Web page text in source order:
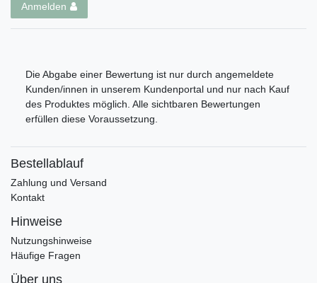
Anmelden
Die Abgabe einer Bewertung ist nur durch angemeldete
Kunden/innen in unserem Kundenportal und nur nach Kauf
des Produktes möglich. Alle sichtbaren Bewertungen
erfüllen diese Voraussetzung.
Bestellablauf
Zahlung und Versand
Kontakt
Hinweise
Nutzungshinweise
Häufige Fragen
Über uns